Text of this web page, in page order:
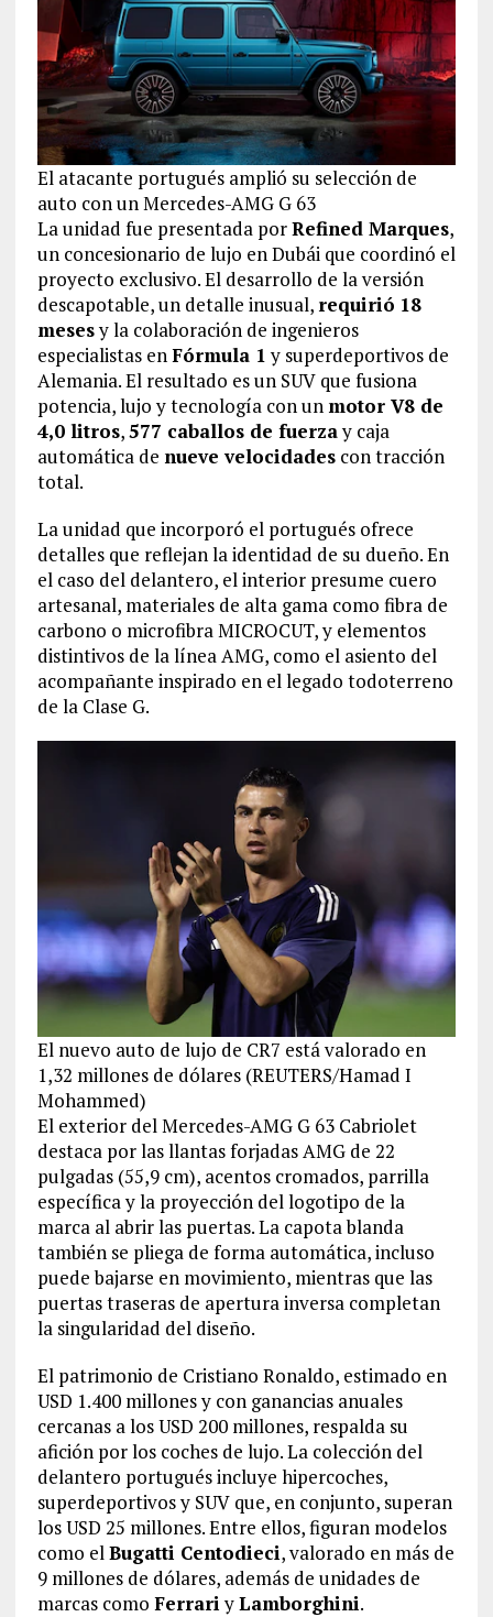
El atacante portugués amplió su selección de
auto con un Mercedes-AMG G 63
La unidad fue presentada porRefined Marques,
un concesionario de lujo en Dubái que coordinó el
proyecto exclusivo. El desarrollo de la versión
descapotable, un detalle inusual, requirió 18
mesesy la colaboración de ingenieros
especialistas enFórmula 1y superdeportivos de
Alemania. El resultado es un SUV que fusiona
potencia, lujo y tecnología con un motor V8 de
4,0 litros,577 caballos de fuerzay caja
automática de nueve velocidadescon tracción
total.
La unidad que incorporó el portugués ofrece
detalles que reflejan la identidad de su dueño. En
el caso del delantero, el interior presume cuero
artesanal, materiales de alta gama como fibra de
carbono o microfibra MICROCUT, y elementos
distintivos de la línea AMG, como el asiento del
acompañante inspirado en el legado todoterreno
de la Clase G.
El nuevo auto de lujo de CR7 está valorado en
1,32 millones de dólares (REUTERS/Hamad I
Mohammed)
El exterior del Mercedes-AMG G 63 Cabriolet
destaca por las llantas forjadas AMG de 22
pulgadas (55,9 cm), acentos cromados, parrilla
específica y la proyección del logotipo de la
marca al abrir las puertas. La capota blanda
también se pliega de forma automática, incluso
puede bajarse en movimiento, mientras que las
puertas traseras de apertura inversa completan
la singularidad del diseño.
El patrimonio de Cristiano Ronaldo, estimado en
USD 1.400 millones y con ganancias anuales
cercanas a los USD 200 millones, respalda su
afición por los coches de lujo. La colección del
delantero portugués incluye hipercoches,
superdeportivos y SUV que, en conjunto, superan
los USD 25 millones. Entre ellos, figuran modelos
como el Bugatti Centodieci, valorado en más de
9 millones de dólares, además de unidades de
marcas como Ferrari yLamborghini.